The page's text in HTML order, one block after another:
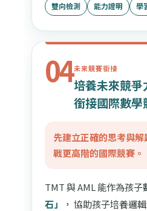
雙向檢測 能力證明 學
04未來競賽銜接
培養未來競爭
銜接國際數學
先建立正確的思考與
戰更高階的國際競賽。
TMT 與 AML 能作為孩子
石」
， 協助孩子培養邏